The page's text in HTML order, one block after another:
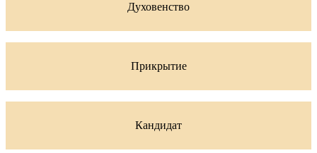
Духовенство
Прикрытие
Кандидат